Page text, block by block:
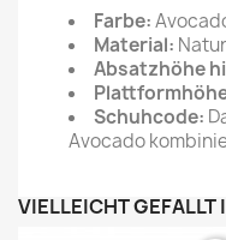
Farbe:
Material:
Absatzhöhe
Schuhcode:
Avocado
VIELLEICHT GEFÄLLT